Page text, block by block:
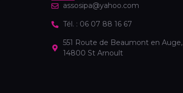
assosipa@yahoo.com
Tél. : 06 07 88 16 67
551 Route de Beaumont en Auge,
14800 St Arnoult